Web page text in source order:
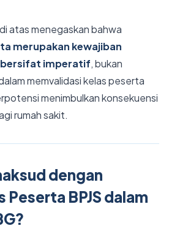
atas menegaskan bahwa
merupakan kewajiban
imperatif, bukan
memvalidasi kelas peserta
menimbulkan konsekuensi
rumah sakit.
dengan
Peserta BPJS dalam